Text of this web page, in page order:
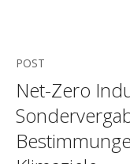
POST
Net-Zero